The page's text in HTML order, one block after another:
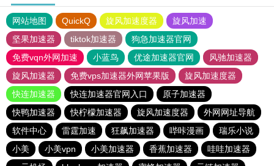
网站地图 QuickQ 旋风加速度器
旋风加速
坚果加速器
tiktok加速器
狗急加速器官网
免费vqn外网加速
小蓝鸟 优途加速器官网
风驰加速器
旋风加速器
免费vps加速器外网苹果版
旋风加速度器
快连加速器
快连加速器官网入口
原子加速器
快鸭加速器
快柠檬加速器 旋风加速度器
外网网址导航
软件中心
雷霆加速 狂飙加速器 哔咔漫画
瑞乐小说
小美
小美vpn 小美加速器 香蕉加速器
哇哇加速器